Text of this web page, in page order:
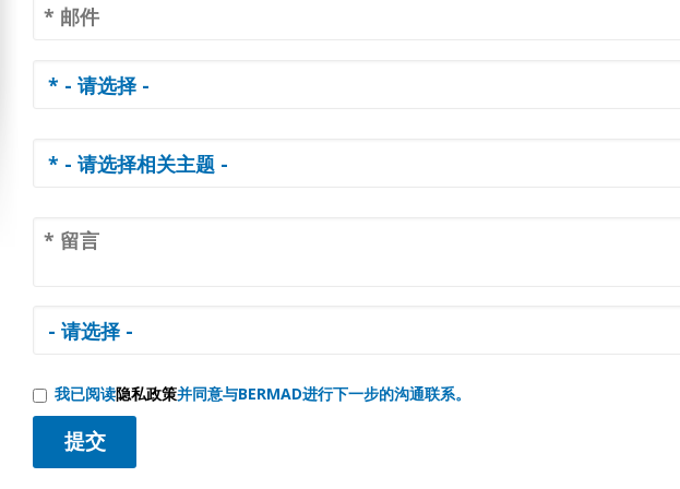
我已阅读隐私政策并同意与BERMAD进行下一步的沟通联系。